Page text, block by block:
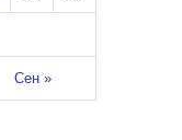
Сен »